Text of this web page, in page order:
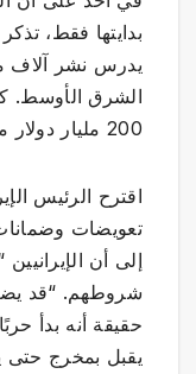
بدايتها فقط،
يدرس نشر آلاف
الشرق الأوسط.
200 مليار دولار من الكونغرس.
اقترح الرئيس
تعويضات
إلى أن
شروطهم. “قد
حقيقة أنه بدأ
يقبل بمخرج حتى